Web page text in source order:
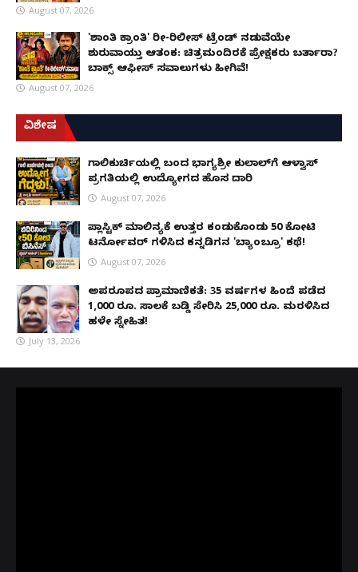
August 07, 2026
'ಶಾಂತಿ ಕ್ರಾಂತಿ' ರೀ-ರಿಲೀಸ್ ಟ್ರೆಂಡ್ ನಡುವೆಯೇ
ಶುರುವಾಯ್ತು ಆತಂಕ: ಚಿತ್ರಮಂದಿರಕ್ಕೆ ಪ್ರೇಕ್ಷಕರು ಬರ್ತಾರಾ?
ಬಾಕ್ಸ್ ಆಫೀಸ್ ಸವಾಲುಗಳು ಹೀಗಿವೆ!
August 07, 2026
ವಿಶೇಷ
ಗಾಲಿಕುರ್ಚಿಯಲ್ಲಿ ಬಂದ ಭಾಗ್ಯಶ್ರೀ ಕುಲಾಲ್‌ಗೆ ಆಳ್ವಾಸ್
ಪ್ರಗತಿಯಲ್ಲಿ ಉದ್ಯೋಗದ ಹೊಸ ದಾರಿ
August 07, 2026
ಪ್ಲಾಸ್ಟಿಕ್ ಮಾಲಿನ್ಯಕ್ಕೆ ಉತ್ತರ ಕಂಡುಕೊಂಡು ₹50 ಕೋಟಿ
ಟರ್ನೋವರ್ ಗಳಿಸಿದ ಕನ್ನಡಿಗನ 'ಬ್ಯಾಂಬ್ರೂ' ಕಥೆ!
August 07, 2026
ಅಪರೂಪದ ಪ್ರಾಮಾಣಿಕತೆ: 35 ವರ್ಷಗಳ ಹಿಂದೆ ಪಡೆದ
1,000 ರೂ. ಸಾಲಕ್ಕೆ ಬಡ್ಡಿ ಸೇರಿಸಿ 25,000 ರೂ. ಮರಳಿಸಿದ
ಹಳೇ ಸ್ನೇಹಿತ!
July 13, 2026